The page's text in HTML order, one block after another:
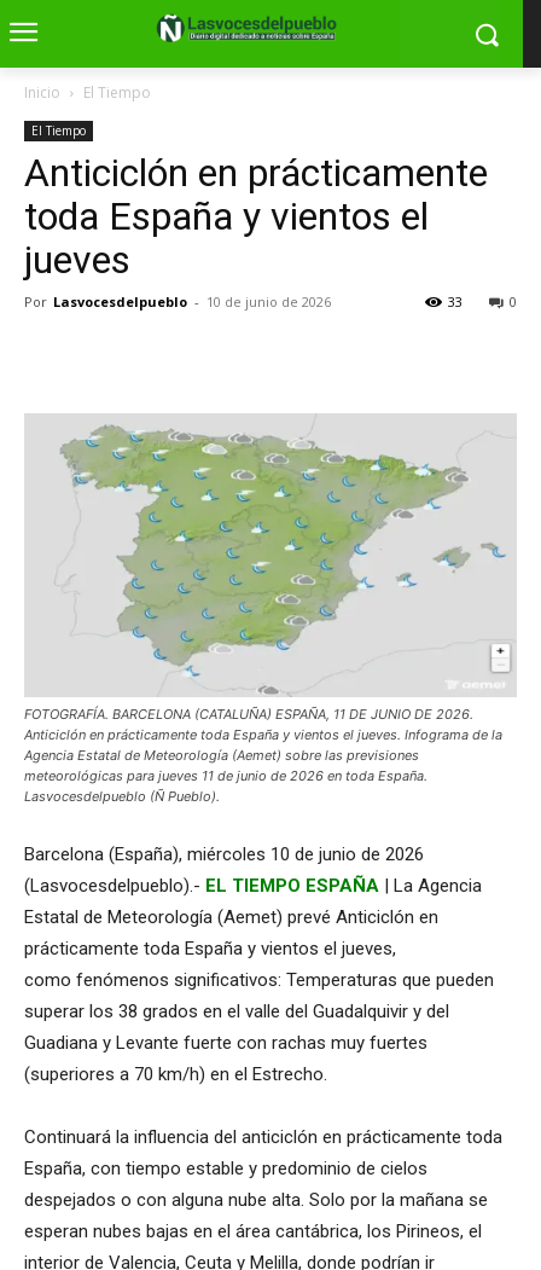
Inicio El Tiempo
El Tiempo
Anticiclón en prácticamente
toda España y vientos el
jueves
Por Lasvocesdelpueblo - 10 de junio de 2026 0
33
FOTOGRAFÍA. BARCELONA (CATALUÑA) ESPAÑA, 11 DE JUNIO DE 2026.
Anticiclón en prácticamente toda España y vientos el jueves. Infograma de la
Agencia Estatal de Meteorología (Aemet) sobre las previsiones
meteorológicas para jueves 11 de junio de 2026 en toda España.
Lasvocesdelpueblo (Ñ Pueblo).
Barcelona (España), miércoles 10 de junio de 2026
(Lasvocesdelpueblo).- EL TIEMPO ESPAÑA | La Agencia
Estatal de Meteorología (Aemet) prevé Anticiclón en
prácticamente toda España y vientos el jueves,
como fenómenos significativos: Temperaturas que pueden
superar los 38 grados en el valle del Guadalquivir y del
Guadiana y Levante fuerte con rachas muy fuertes
(superiores a 70 km/h) en el Estrecho.
Continuará la influencia del anticiclón en prácticamente toda
España, con tiempo estable y predominio de cielos
despejados o con alguna nube alta. Solo por la mañana se
esperan nubes bajas en el área cantábrica, los Pirineos, el
interior de Valencia, Ceuta y Melilla, donde podrían ir